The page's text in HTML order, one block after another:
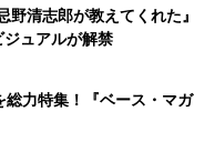
清志郎が教えてくれた』
ュアルが解禁
力特集！『ベース・マガ